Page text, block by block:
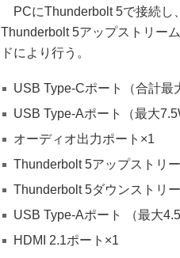
PCにThunderbolt 5で接続し
Thunderbolt 5アップストリー
ドにより行う。
USB Type-Cポート（合計最
USB Type-Aポート（最大
オーディオ出力ポート×1
Thunderbolt 5アップストリ
Thunderbolt 5ダウンストリ
USB Type-Aポート （最大
HDMI 2.1ポート×1